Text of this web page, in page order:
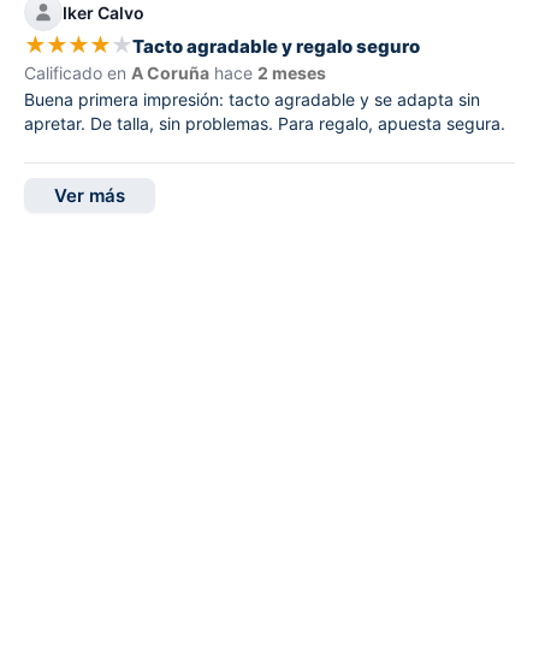
Iker Calvo
★★★★★Tacto agradable y regalo seguro
Calificado en A Coruña hace 2 meses
Buena primera impresión: tacto agradable y se adapta sin
apretar. De talla, sin problemas. Para regalo, apuesta segura.
Ver más